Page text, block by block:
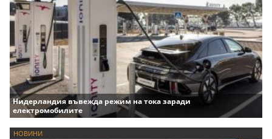
Нидерландия въвежда режим на тока заради
електромобилите
НОВИНИ